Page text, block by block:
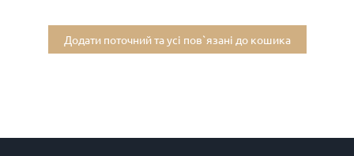
Додати поточний та усі пов`язані до кошика